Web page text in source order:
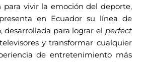
para vivir la emoción del deporte,
en Ecuador su línea de
desarrollada para lograr el perfect
y transformar cualquier
de entretenimiento más